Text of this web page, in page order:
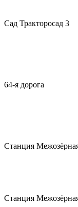
Сад Тракторосад 3
64-я дорога
Станция
Станция